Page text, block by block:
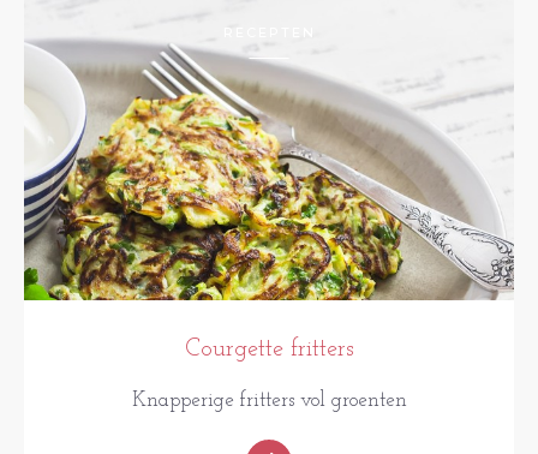
RECEPTEN
Courgette fritters
Knapperige fritters vol groenten